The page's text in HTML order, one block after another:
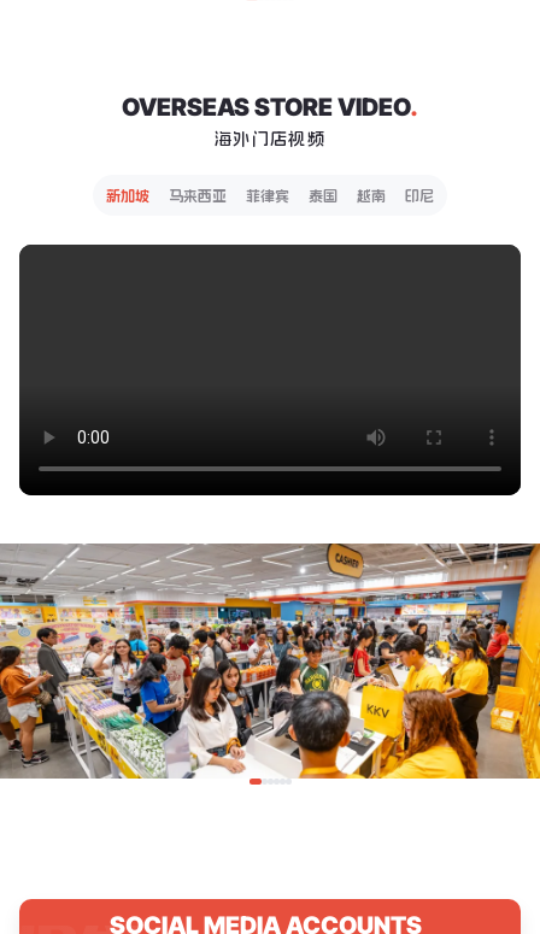
OVERSEAS STORE VIDEO.
海外门店视频
新加坡 马来西亚 菲律宾 泰国 越南 印尼
SOCIAL MEDIA ACCOUNTS